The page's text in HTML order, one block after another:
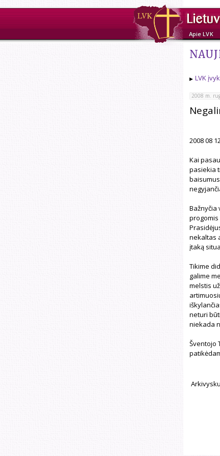
Apie LVK
LVK
2008 m.
2008 08 12
Kai
pasiekia
Bažnyčia
nekaltas
įtaką
Tikime
galime
melstis
neturi
niekada
Šventojo